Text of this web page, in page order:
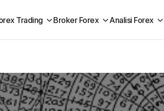
Trading Broker Forex Analisi Forex